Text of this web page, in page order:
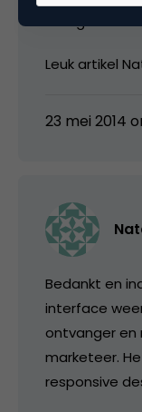
Leuk artikel
23 mei 2014
Bedankt en
interface
ontvanger en
marketeer.
responsive